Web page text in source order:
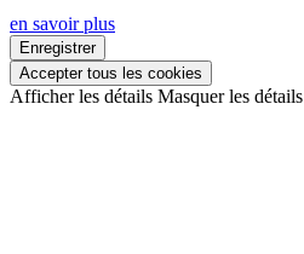
en savoir plus
Enregistrer
Accepter tous les cookies
Afficher les détails Masquer les détails